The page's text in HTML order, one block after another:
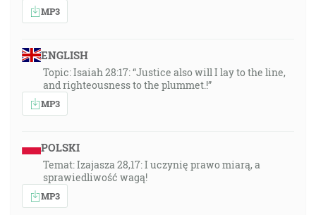
MP3
ENGLISH
Topic: Isaiah 28:17: “Justice also will I lay to the line,
and righteousness to the plummet.!”
MP3
POLSKI
Temat: Izajasza 28,17: I uczynię prawo miarą, a
sprawiedliwość wagą!
MP3